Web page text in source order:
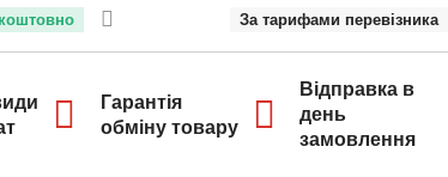
За тарифами перевізника
Гарантія
обміну товару
Відправка в
день
замовлення